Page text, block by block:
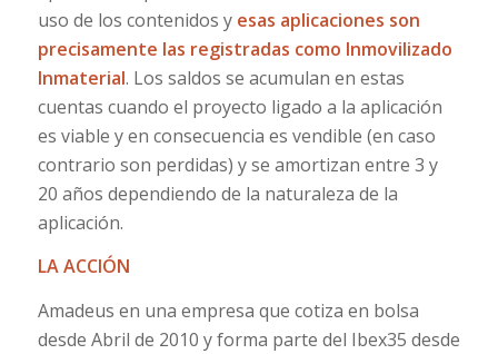
uso de los contenidos y esas aplicaciones son
precisamente las registradas como Inmovilizado
Inmaterial. Los saldos se acumulan en estas
cuentas cuando el proyecto ligado a la aplicación
es viable y en consecuencia es vendible (en caso
contrario son perdidas) y se amortizan entre 3 y
20 años dependiendo de la naturaleza de la
aplicación.
LA ACCIÓN
Amadeus en una empresa que cotiza en bolsa
desde Abril de 2010 y forma parte del Ibex35 desde